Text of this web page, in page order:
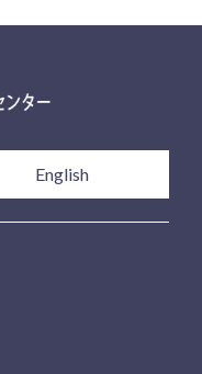
English